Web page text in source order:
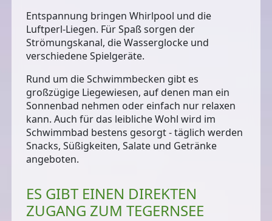
Entspannung bringenWhirlpool und die
Luftperl-Liegen. Für Spaß sorgen der
Strömungskanal, die Wasserglocke und
verschiedene Spielgeräte.
Rund um die Schwimmbecken gibt es
großzügige Liegewiesen, auf denen man ein
Sonnenbad nehmen oder einfach nur relaxen
kann. Auch für das leibliche Wohl wird im
Schwimmbad bestens gesorgt - täglich werden
Snacks, Süßigkeiten, Salate und Getränke
angeboten.
ES GIBT EINEN DIREKTEN
ZUGANG ZUM TEGERNSEE